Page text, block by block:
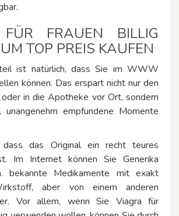
FRAUEN BILLIG
TOP PREIS KAUFEN
ist natürlich, dass Sie im WWW
können. Das erspart nicht nur den
in die Apotheke vor Ort, sondern
unangenehm empfundene Momente
dass das Original ein recht teures
Im Internet können Sie Generika
bekannte Medikamente mit exakt
aber von einem anderen
Vor allem, wenn Sie Viagra für